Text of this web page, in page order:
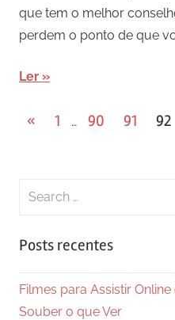
que tem o melhor
perdem o ponto de que
Ler
Paginação
« Previous
1 … 90 91 92
Search
Posts recentes
Filmes para Assistir
Souber o que Ver